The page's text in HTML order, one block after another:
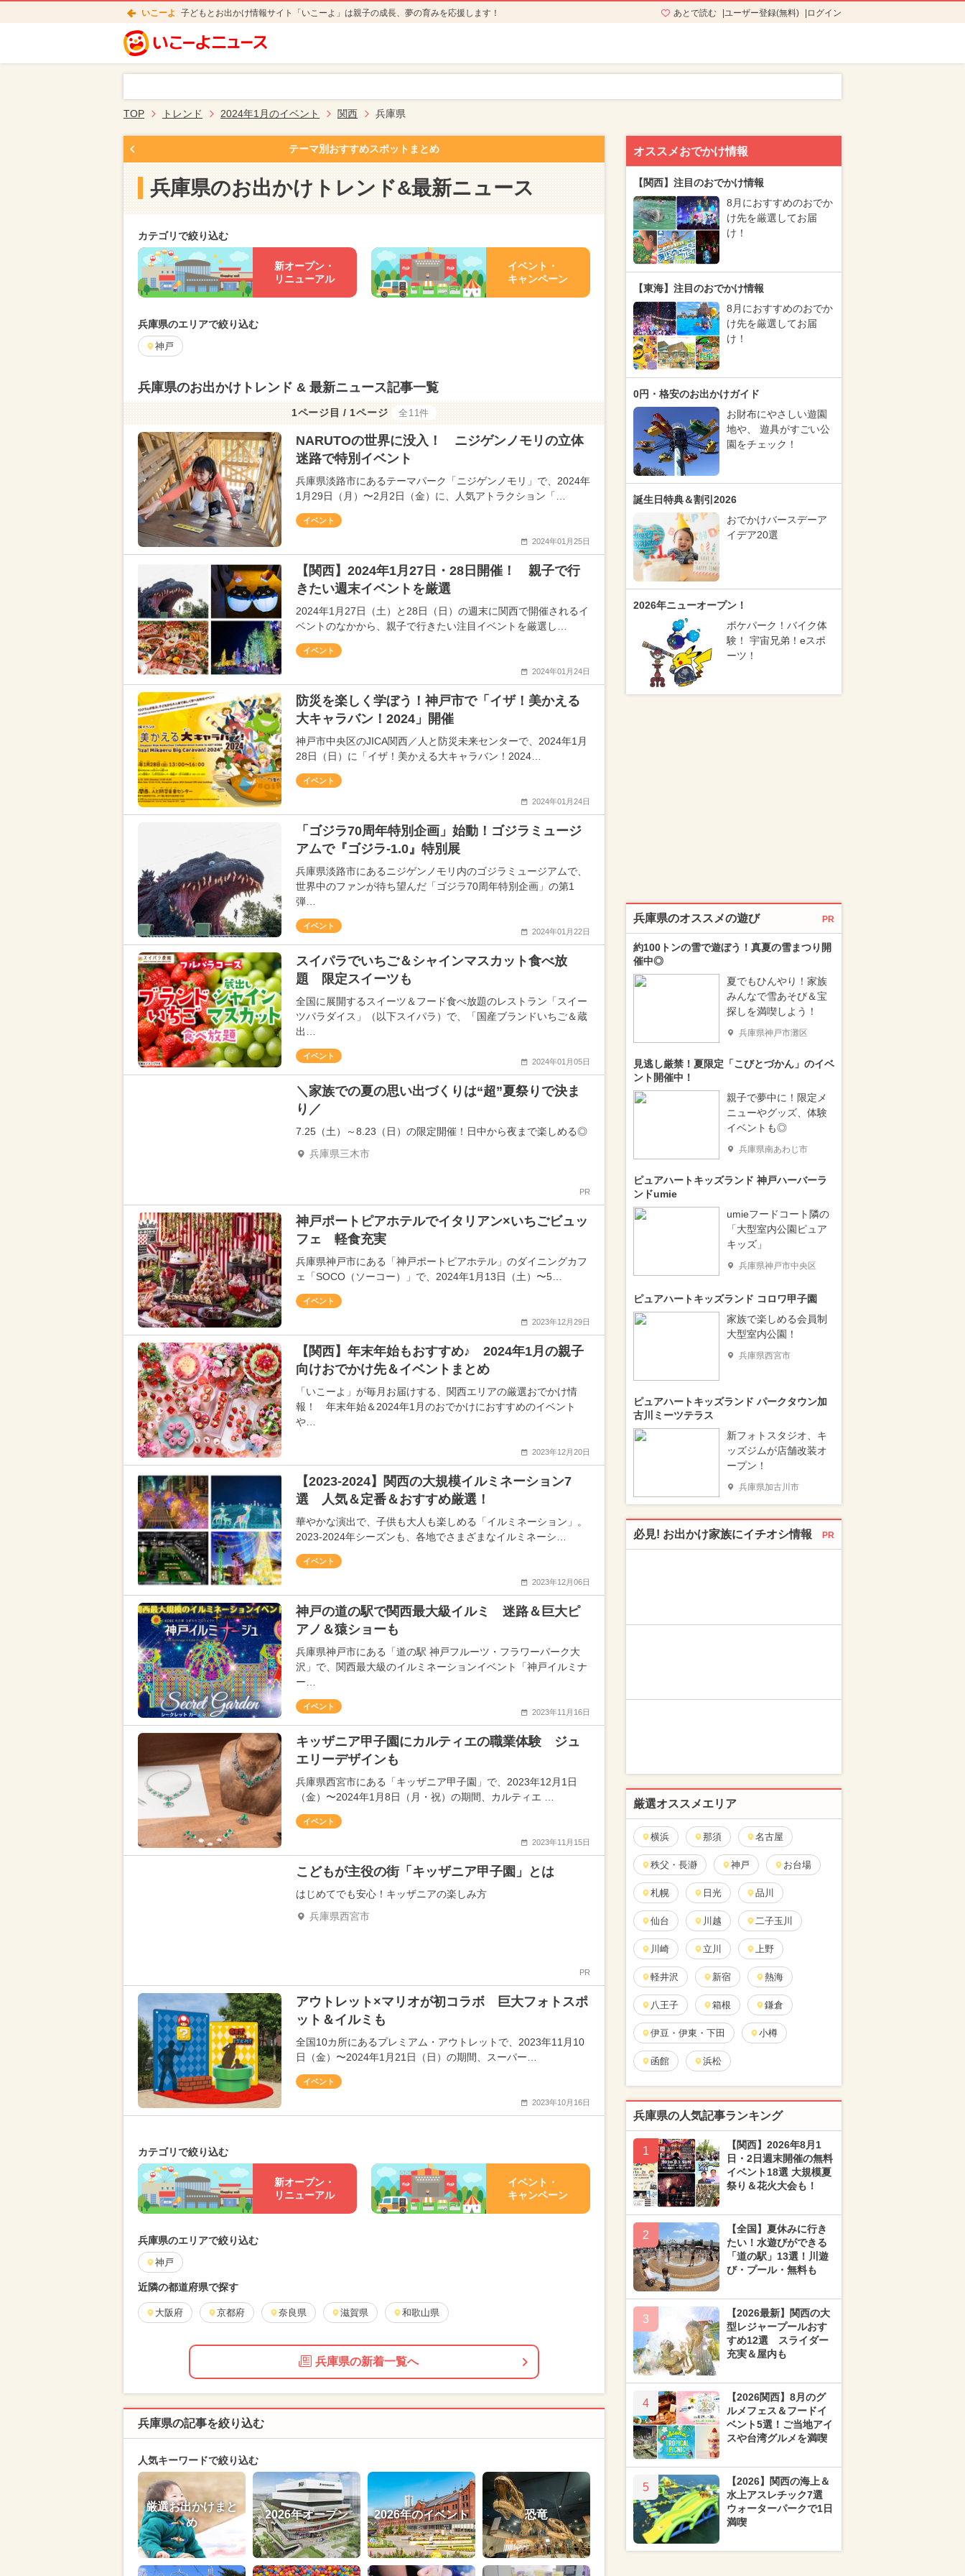
いこーよ 子どもとお出かけ情報サイト「いこーよ」は親子の成長、夢の育みを応援します！ あとで読む ユーザー登録(無料) ログイン
TOP トレンド 2024年1月のイベント 関西 兵庫県
テーマ別おすすめスポットまとめ
兵庫県のお出かけトレンド&最新ニュース
カテゴリで絞り込む
新オープン・
リニューアル
イベント・
キャンペーン
兵庫県のエリアで絞り込む
神戸
兵庫県のお出かけトレンド & 最新ニュース記事一覧
1ページ目 / 1ページ 全11件
NARUTOの世界に没入！ ニジゲンノモリの立体
迷路で特別イベント
兵庫県淡路市にあるテーマパーク「ニジゲンノモリ」で、2024年
1月29日（月）〜2月2日（金）に、人気アトラクション「…
イベント
2024年01月25日
【関西】2024年1月27日・28日開催！ 親子で行
きたい週末イベントを厳選
2024年1月27日（土）と28日（日）の週末に関西で開催されるイ
ベントのなかから、親子で行きたい注目イベントを厳選し…
イベント
2024年01月24日
防災を楽しく学ぼう！神戸市で「イザ！美かえる
大キャラバン！2024」開催
神戸市中央区のJICA関西／人と防災未来センターで、2024年1月
28日（日）に「イザ！美かえる大キャラバン！2024…
イベント
2024年01月24日
「ゴジラ70周年特別企画」始動！ゴジラミュージ
アムで『ゴジラ-1.0』特別展
兵庫県淡路市にあるニジゲンノモリ内のゴジラミュージアムで、
世界中のファンが待ち望んだ「ゴジラ70周年特別企画」の第1
弾…
イベント
2024年01月22日
スイパラでいちご＆シャインマスカット食べ放
題 限定スイーツも
全国に展開するスイーツ＆フード食べ放題のレストラン「スイー
ツパラダイス」（以下スイパラ）で、「国産ブランドいちご＆蔵
出…
イベント
2024年01月05日
＼家族での夏の思い出づくりは“超”夏祭りで決ま
り／
7.25（土）～8.23（日）の限定開催！日中から夜まで楽しめる◎
兵庫県三木市
PR
神戸ポートピアホテルでイタリアン×いちごビュッ
フェ 軽食充実
兵庫県神戸市にある「神戸ポートピアホテル」のダイニングカフ
ェ「SOCO（ソーコー）」で、2024年1月13日（土）〜5…
イベント
2023年12月29日
【関西】年末年始もおすすめ♪ 2024年1月の親子
向けおでかけ先＆イベントまとめ
「いこーよ」が毎月お届けする、関西エリアの厳選おでかけ情
報！ 年末年始＆2024年1月のおでかけにおすすめのイベント
や…
2023年12月20日
【2023-2024】関西の大規模イルミネーション7
選 人気＆定番＆おすすめ厳選！
華やかな演出で、子供も大人も楽しめる「イルミネーション」。
2023-2024年シーズンも、各地でさまざまなイルミネーシ…
イベント
2023年12月06日
神戸の道の駅で関西最大級イルミ 迷路＆巨大ピ
アノ＆猿ショーも
兵庫県神戸市にある「道の駅 神戸フルーツ・フラワーパーク大
沢」で、関西最大級のイルミネーションイベント「神戸イルミナ
ー…
イベント
2023年11月16日
キッザニア甲子園にカルティエの職業体験 ジュ
エリーデザインも
兵庫県西宮市にある「キッザニア甲子園」で、2023年12月1日
（金）〜2024年1月8日（月・祝）の期間、カルティエ …
イベント
2023年11月15日
こどもが主役の街「キッザニア甲子園」とは
はじめてでも安心！キッザニアの楽しみ方
兵庫県西宮市
PR
アウトレット×マリオが初コラボ 巨大フォトスポ
ット＆イルミも
全国10カ所にあるプレミアム・アウトレットで、2023年11月10
日（金）〜2024年1月21日（日）の期間、スーパー…
イベント
2023年10月16日
カテゴリで絞り込む
新オープン・
リニューアル
イベント・
キャンペーン
兵庫県のエリアで絞り込む
神戸
近隣の都道府県で探す
大阪府 京都府 奈良県 滋賀県 和歌山県
兵庫県の新着一覧へ
兵庫県の記事を絞り込む
人気キーワードで絞り込む
厳選お出かけまと
め
2026年オープン 2026年のイベント 恐竜
オススメおでかけ情報
【関西】注目のおでかけ情報
8月におすすめのおでか
け先を厳選してお届
け！
【東海】注目のおでかけ情報
8月におすすめのおでか
け先を厳選してお届
け！
0円・格安のお出かけガイド
お財布にやさしい遊園
地や、 遊具がすごい公
園をチェック！
誕生日特典＆割引2026
おでかけバースデーア
イデア20選
2026年ニューオープン！
ポケパーク！バイク体
験！ 宇宙兄弟！eスポ
ーツ！
兵庫県のオススメの遊び PR
約100トンの雪で遊ぼう！真夏の雪まつり開
催中◎
夏でもひんやり！家族
みんなで雪あそび＆宝
探しを満喫しよう！
兵庫県神戸市灘区
見逃し厳禁！夏限定「こびとづかん」のイベ
ント開催中！
親子で夢中に！限定メ
ニューやグッズ、体験
イベントも◎
兵庫県南あわじ市
ピュアハートキッズランド 神戸ハーバーラ
ンドumie
umieフードコート隣の
「大型室内公園ピュア
キッズ」
兵庫県神戸市中央区
ピュアハートキッズランド コロワ甲子園
家族で楽しめる会員制
大型室内公園！
兵庫県西宮市
ピュアハートキッズランド パークタウン加
古川ミーツテラス
新フォトスタジオ、キ
ッズジムが店舗改装オ
ープン！
兵庫県加古川市
必見! お出かけ家族にイチオシ情報 PR
厳選オススメエリア
横浜 那須 名古屋
秩父・長瀞 神戸 お台場
札幌 日光 品川
仙台 川越 二子玉川
川崎 立川 上野
軽井沢 新宿 熱海
八王子 箱根 鎌倉
伊豆・伊東・下田 小樽
函館 浜松
兵庫県の人気記事ランキング
1
【関西】2026年8月1
日・2日週末開催の無料
イベント18選 大規模夏
祭り＆花火大会も！
2
【全国】夏休みに行き
たい！水遊びができる
「道の駅」13選！川遊
び・プール・無料も
3
【2026最新】関西の大
型レジャープールおす
すめ12選 スライダー
充実＆屋内も
4
【2026関西】8月のグ
ルメフェス＆フードイ
ベント5選！ご当地アイ
スや台湾グルメを満喫
5
【2026】関西の海上＆
水上アスレチック7選
ウォーターパークで1日
満喫